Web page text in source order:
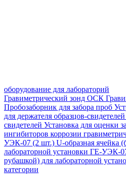
оборудование для лабораторий
Гравиметрический зонд ОСК
Пробозаборник для забора проб
для держателя образцов-свидетелей
свидетелей Установка для оценки
ингибиторов коррозии
УЭК-07 (2 шт.) U-образная ячейка
лабораторной установки ГЕ-УЭК-
рубашкой) для лабораторной
категории